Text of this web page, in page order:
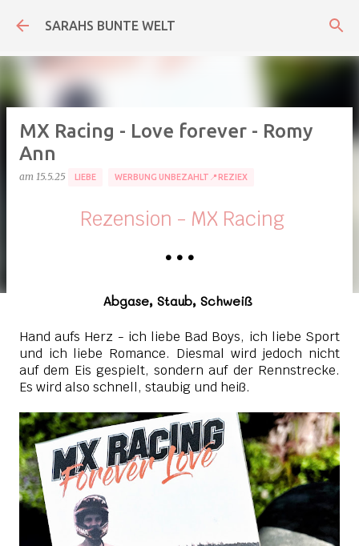
Direkt zum Hauptbereich
SARAHS BUNTE WELT
MX Racing - Love forever - Romy
Ann
am 15.5.25 LIEBE WERBUNG UNBEZAHLT📍REZIEX
Rezension - MX Racing
• • •
Abgase, Staub, Schweiß
Hand aufs Herz - ich liebe Bad Boys, ich liebe Sport
und ich liebe Romance. Diesmal wird jedoch nicht
auf dem Eis gespielt, sondern auf der Rennstrecke.
Es wird also schnell, staubig und heiß.